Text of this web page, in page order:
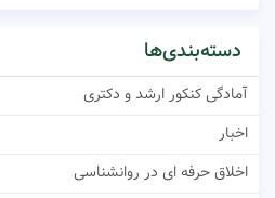
دسته‌بندی‌ها
آمادگی کنکور ارشد و دکتری
اخبار
اخلاق حرفه ای در روانشناسی